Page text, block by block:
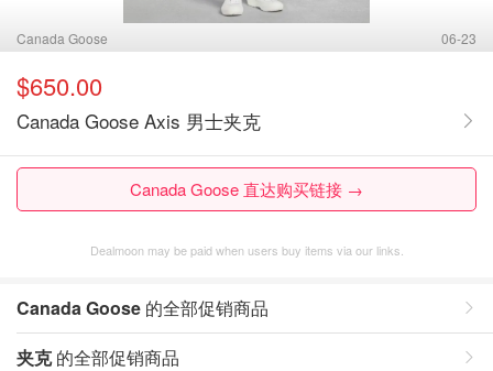
Canada Goose 06-23
$650.00
Canada Goose Axis 男士夹克
Canada Goose 直达购买链接 →
Dealmoon may be paid when users buy items via our links.
Canada Goose 的全部促销商品
夹克的全部促销商品